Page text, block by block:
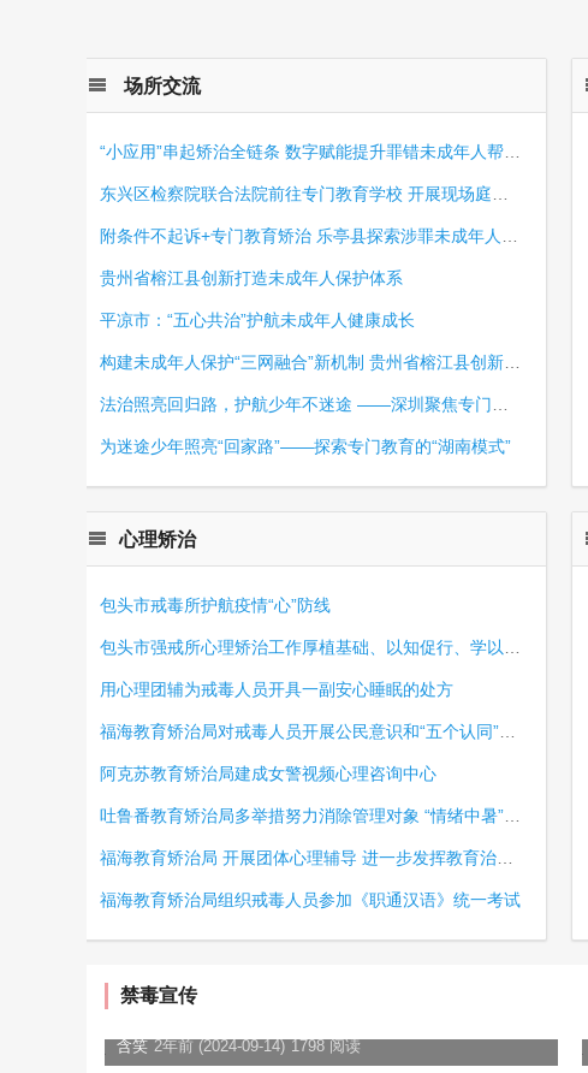
场所交流
贵州省榕江县创新打造未成年人保护体系
平凉市：“五心共治”护航未成年人健康成长
为迷途少年照亮“回家路”——探索专门教育的“湖南模式”
心理矫治
包头市戒毒所护航疫情“心”防线
用心理团辅为戒毒人员开具一副安心睡眠的处方
阿克苏教育矫治局建成女警视频心理咨询中心
福海教育矫治局组织戒毒人员参加《职通汉语》统一考试
禁毒宣传
含笑 2年前 (2024-09-14) 1798 阅读
我所联合松阳县禁毒办开展社区暑托班禁毒宣传教育活动